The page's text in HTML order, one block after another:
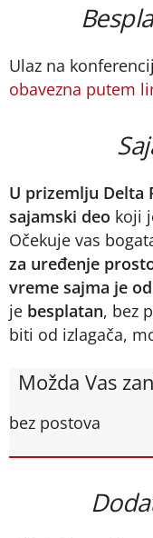
Ulaz na
obavezna putem
U prizemlju Delta
sajamski deo koji
Očekuje vas
za uređenje
vreme sajma je
je besplatan, bez
biti od izlagača,
Možda Vas
bez postova